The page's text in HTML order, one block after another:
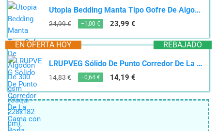
Utopia Bedding Manta Tipo Gofre De Algodón De 300 gsm (Caqui - 228x182 cm), Edredón Suave, Ligero...
24,99 € −1,00 € 23,99 €
REBAJADO
EN OFERTA HOY
LRUPVEG Sólido De Punto Corredor De La Cama con Borla Vintage Decorativo Final De La Cama Bufanda...
14,83 € −0,64 € 14,19 €